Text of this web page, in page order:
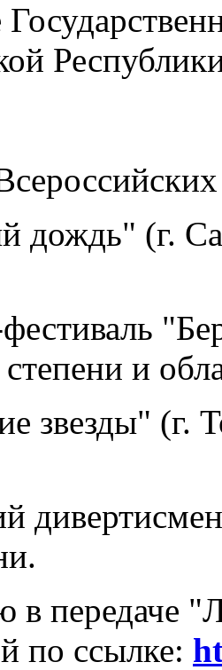
дождь" (г.
степени и
звезды" (г.
в передаче
по ссылке: